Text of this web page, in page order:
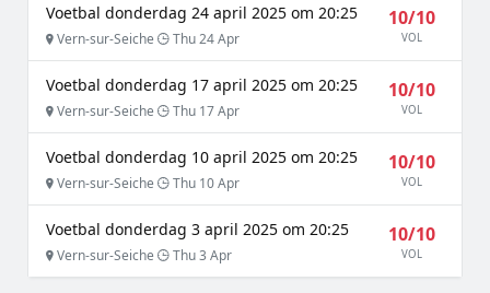
Voetbal donderdag 24 april 2025 om 20:25
Vern-sur-Seiche Thu 24 Apr
10/10
VOL
Voetbal donderdag 17 april 2025 om 20:25
Vern-sur-Seiche Thu 17 Apr
10/10
VOL
Voetbal donderdag 10 april 2025 om 20:25
Vern-sur-Seiche Thu 10 Apr
10/10
VOL
Voetbal donderdag 3 april 2025 om 20:25
Vern-sur-Seiche Thu 3 Apr
10/10
VOL